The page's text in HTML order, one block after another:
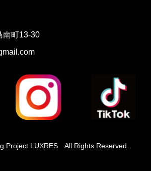
南町13-30
Project LUXRES All Rights Reserved.